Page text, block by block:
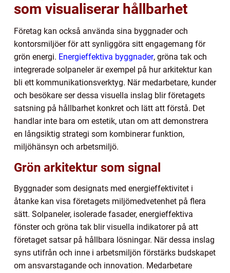
som visualiserar hållbarhet
Företag kan också använda sina byggnader och
kontorsmiljöer för att synliggöra sitt engagemang för
grön energi. Energieffektiva byggnader, gröna tak och
integrerade solpaneler är exempel på hur arkitektur kan
bli ett kommunikationsverktyg. När medarbetare, kunder
och besökare ser dessa visuella inslag blir företagets
satsning på hållbarhet konkret och lätt att förstå. Det
handlar inte bara om estetik, utan om att demonstrera
en långsiktig strategi som kombinerar funktion,
miljöhänsyn och arbetsmiljö.
Grön arkitektur som signal
Byggnader som designats med energieffektivitet i
åtanke kan visa företagets miljömedvetenhet på flera
sätt. Solpaneler, isolerade fasader, energieffektiva
fönster och gröna tak blir visuella indikatorer på att
företaget satsar på hållbara lösningar. När dessa inslag
syns utifrån och inne i arbetsmiljön förstärks budskapet
om ansvarstagande och innovation. Medarbetare